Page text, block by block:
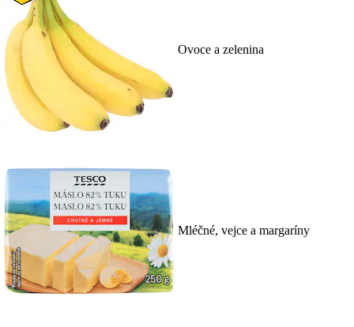
Ovoce a zelenina
Mléčné, vejce a margaríny